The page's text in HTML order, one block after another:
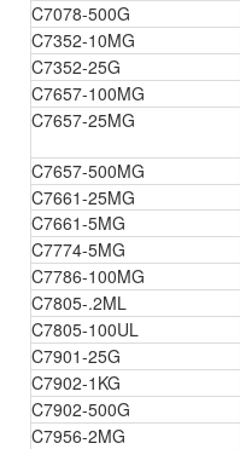
C7078-500G
C7352-10MG
C7352-25G
C7657-100MG
C7657-25MG
C7657-500MG
C7661-25MG
C7661-5MG
C7774-5MG
C7786-100MG
C7805-.2ML
C7805-100UL
C7901-25G
C7902-1KG
C7902-500G
C7956-2MG